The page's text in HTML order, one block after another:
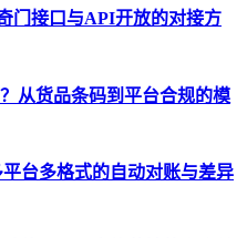
门接口与API开放的对接方
从货品条码到平台合规的模
台多格式的自动对账与差异